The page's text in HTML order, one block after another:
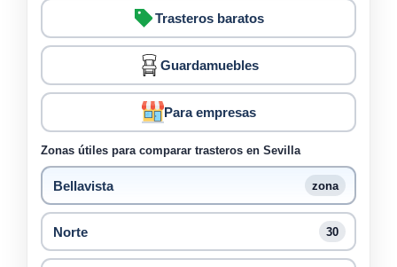
Trasteros baratos
Guardamuebles
Para empresas
Zonas útiles para comparar trasteros en Sevilla
Bellavista zona
Norte 30